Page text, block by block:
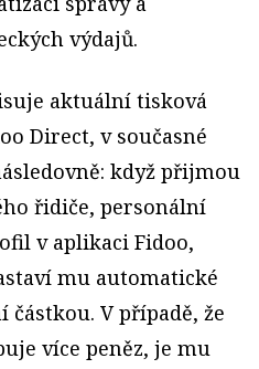
výdajů.
aktuální tisková
Direct, v současné
když přijmou
řidiče, personální
v aplikaci Fidoo,
mu automatické
V případě, že
více peněz, je mu